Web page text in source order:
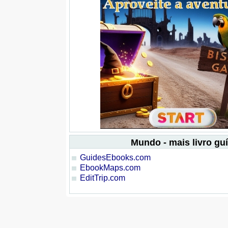
Mundo - mais livro
GuidesEbooks.com
EbookMaps.com
EditTrip.com